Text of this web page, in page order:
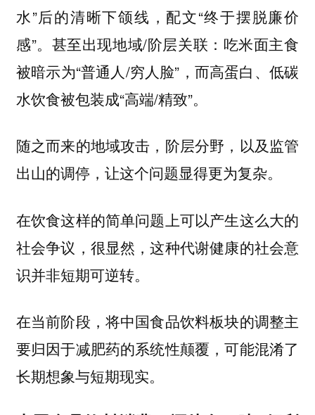
水”后的清晰下颌线，配文“终于摆脱廉价
感”。甚至出现地域/阶层关联：吃米面主食
被暗示为“普通人/穷人脸”，而高蛋白、低碳
水饮食被包装成“高端/精致”。
随之而来的地域攻击，阶层分野，以及监管
出山的调停，让这个问题显得更为复杂。
在饮食这样的简单问题上可以产生这么大的
社会争议，很显然，这种代谢健康的社会意
识并非短期可逆转。
在当前阶段，将中国食品饮料板块的调整主
要归因于减肥药的系统性颠覆，可能混淆了
长期想象与短期现实。